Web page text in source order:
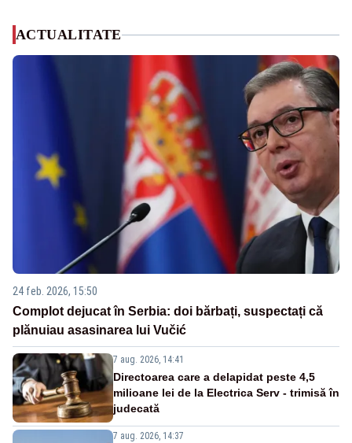
ACTUALITATE
24 feb. 2026, 15:50
Complot dejucat în Serbia: doi bărbați, suspectați că
plănuiau asasinarea lui Vučić
7 aug. 2026, 14:41
Directoarea care a delapidat peste 4,5
milioane lei de la Electrica Serv - trimisă în
judecată
7 aug. 2026, 14:37